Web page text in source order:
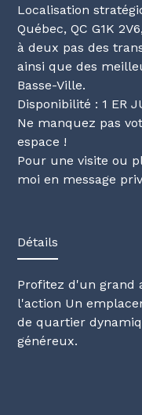
Localisation
Québec, QC G1K
à deux pas des
ainsi que des
Basse-Ville.
Disponibilité : 1 ER
Ne manquez pas
espace !
Pour une visite ou
moi en message
Détails
Profitez d'un
l'action Un
de quartier
généreux.